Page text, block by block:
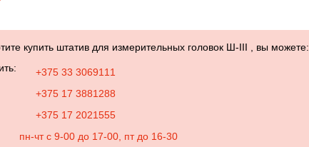
купить штатив для измерительных головок Ш-III , вы можете:
+375 33 3069111
+375 17 3881288
+375 17 2021555
пн-чт с 9-00 до 17-00, пт до 16-30